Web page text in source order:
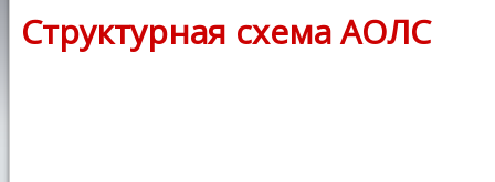
Структурная схема АОЛС